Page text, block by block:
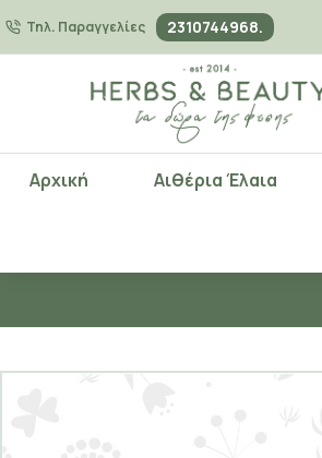
Τηλ. Παραγγελίες 2310744968.
Αρχική Αιθέρια Έλαια